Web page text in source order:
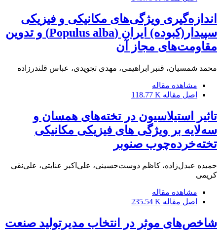
اندازه‌گیری ویژگی‌های مکانیکی و فیزیکی
سپیدار(کبوده) ایران (Populus alba) و تدوین
مقاومت‌های مجاز آن
محمد شمسیان، قنبر ابراهیمی، مهدی تجویدی، عباس قلندرزاده
مشاهده مقاله
اصل مقاله 118.77 K
تاثیر استیلاسیون در تخته‌های همسان و
سه‌لایه بر ویژگی های فیزیکی مکانیکی
تخته‌خرده‌چوب صنوبر
حمیده عبدل‌زاده، کاظم دوست‌حسینی، علی‌اکبر عنایتی، علی‌نقی
کریمی
مشاهده مقاله
اصل مقاله 235.54 K
شاخص‌های موثر در انتخاب مدیرتولید صنعت